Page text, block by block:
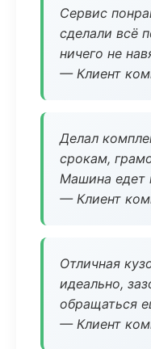
Сервис
сделали всё
ничего не
— Клиент
Делал
срокам,
Машина едет
— Клиент
Отличная
идеально,
обращаться
— Клиент